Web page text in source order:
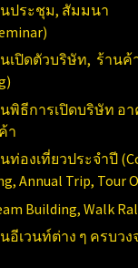
ประชุม, สัมมนา
เปิดตัวบริษัท, ร้านค้
พิธีการเปิดบริษัท อ
า
ท่องเที่ยวประจำปี (
Annual Trip, Tour
Building, Walk
อีเวนท์ต่าง ๆ ครบวง